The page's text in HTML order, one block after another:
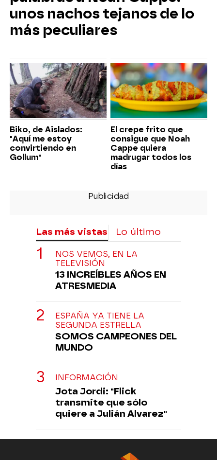
unos nachos tejanos de lo
más peculiares
Biko, de Aislados:
"Aquí me estoy
convirtiendo en
Gollum"
El crepe frito que
consigue que Noah
Cappe quiera
madrugar todos los
días
Las más vistas Lo último
NOS VEMOS, EN LA
TELEVISIÓN
13 INCREÍBLES AÑOS EN
ATRESMEDIA
ESPAÑA YA TIENE LA
SEGUNDA ESTRELLA
SOMOS CAMPEONES DEL
MUNDO
INFORMACIÓN
Jota Jordi: "Flick
transmite que sólo
quiere a Julián Alvarez"